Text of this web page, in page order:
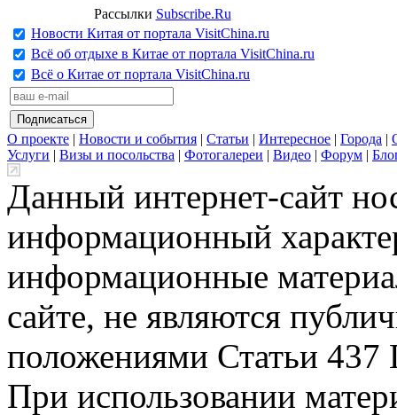
Рассылки Subscribe.Ru
Новости Китая от портала VisitChina.ru
Всё об отдыхе в Китае от портала VisitChina.ru
Всё о Китае от портала VisitChina.ru
О проекте | Новости и события | Статьи | Интересное | Города |
Услуги | Визы и посольства | Фотогалереи | Видео | Форум |
Данный интернет-сайт
информационный
информационные
сайте, не являются
положениями Статьи 437
При использовании